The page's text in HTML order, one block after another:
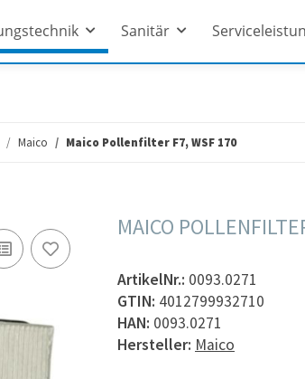
Sanitär
Maico Maico Pollenfilter F7, WSF 170
MAICO
ArtikelNr.: 0093.0271
GTIN: 4012799932710
HAN: 0093.0271
Hersteller: Maico